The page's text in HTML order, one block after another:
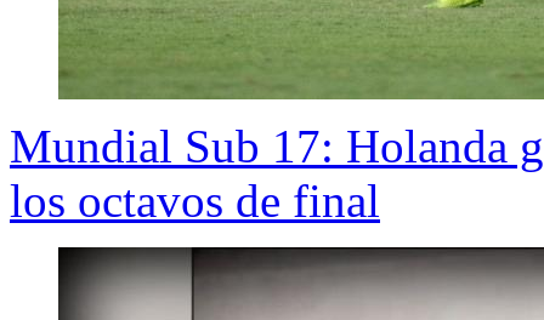
Mundial Sub 17: Holanda
los octavos de final